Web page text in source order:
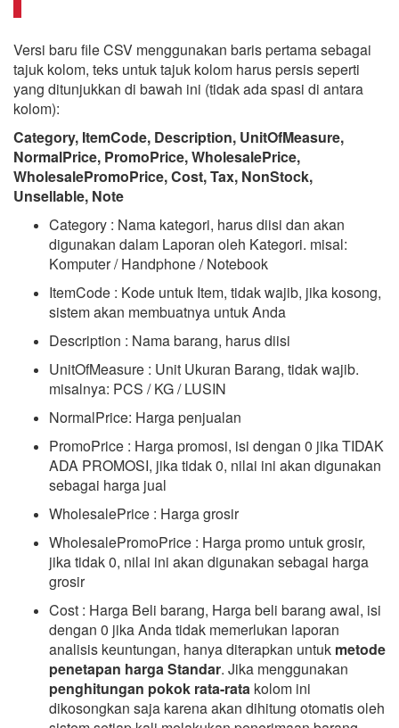
Versi baru file CSV menggunakan baris pertama sebagai
tajuk kolom, teks untuk tajuk kolom harus persis seperti
yang ditunjukkan di bawah ini (tidak ada spasi di antara
kolom):
Category, ItemCode, Description, UnitOfMeasure,
NormalPrice, PromoPrice, WholesalePrice,
WholesalePromoPrice, Cost, Tax, NonStock,
Unsellable, Note
Category : Nama kategori, harus diisi dan akan
digunakan dalam Laporan oleh Kategori. misal:
Komputer / Handphone / Notebook
ItemCode : Kode untuk Item, tidak wajib, jika kosong,
sistem akan membuatnya untuk Anda
Description : Nama barang, harus diisi
UnitOfMeasure : Unit Ukuran Barang, tidak wajib.
misalnya: PCS / KG / LUSIN
NormalPrice: Harga penjualan
PromoPrice : Harga promosi, isi dengan 0 jika TIDAK
ADA PROMOSI, jika tidak 0, nilai ini akan digunakan
sebagai harga jual
WholesalePrice : Harga grosir
WholesalePromoPrice : Harga promo untuk grosir,
jika tidak 0, nilai ini akan digunakan sebagai harga
grosir
Cost : Harga Beli barang, Harga beli barang awal, isi
dengan 0 jika Anda tidak memerlukan laporan
analisis keuntungan, hanya diterapkan untuk metode
penetapan harga Standar. Jika menggunakan
penghitungan pokok rata-rata kolom ini
dikosongkan saja karena akan dihitung otomatis oleh